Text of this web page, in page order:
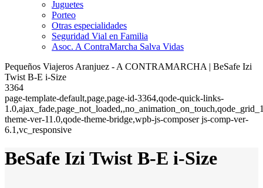
Juguetes
Porteo
Otras especialidades
Seguridad Vial en Familia
Asoc. A ContraMarcha Salva Vidas
Pequeños Viajeros Aranjuez - A CONTRAMARCHA | BeSafe Izi
Twist B-E i-Size
3364
page-template-default,page,page-id-3364,qode-quick-links-
theme-ver-11.0,qode-theme-bridge,wpb-js-composer js-comp-ver-
6.1,vc_responsive
BeSafe Izi Twist B-E i-Size